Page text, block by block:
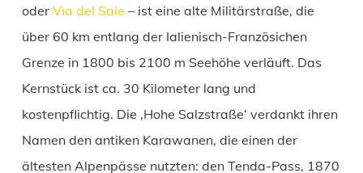
oder Via del Sale – ist eine alte Militärstraße, die
über 60 km entlang der Ialienisch-Französichen
Grenze in 1800 bis 2100 m Seehöhe verläuft. Das
Kernstück ist ca. 30 Kilometer lang und
kostenpflichtig. Die ‚Hohe Salzstraße‘ verdankt ihren
Namen den antiken Karawanen, die einen der
ältesten Alpenpässe nutzten: den Tenda-Pass, 1870